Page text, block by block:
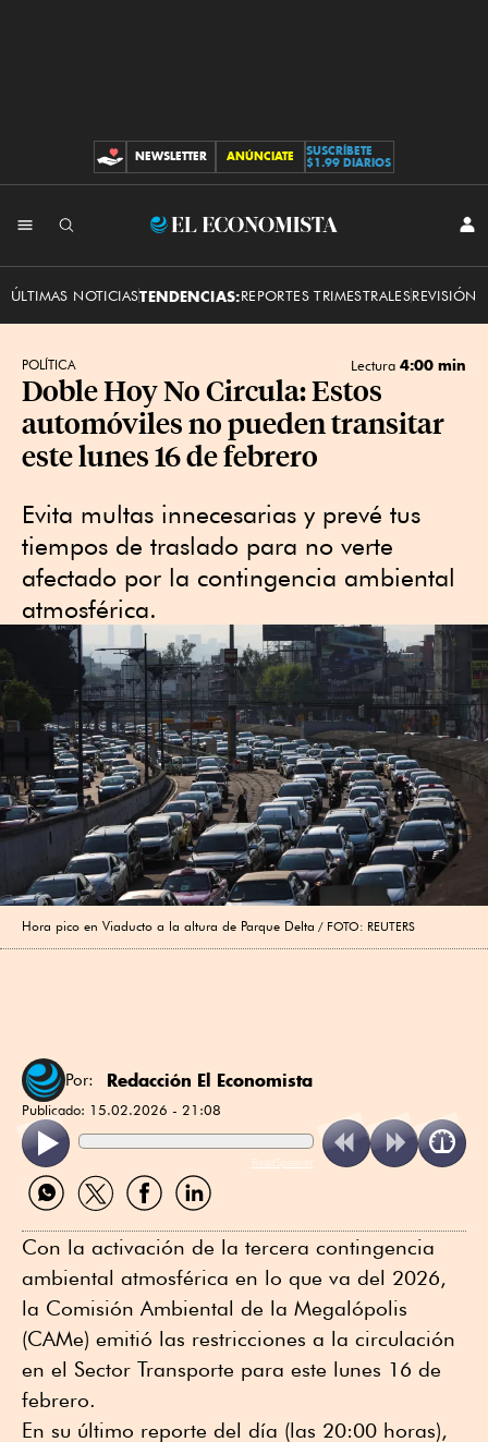
CONTRIBUCIONES
NEWSLETTER ANÚNCIATE
SUSCRÍBETE
$1.99 DIARIOS
El
ÚLTIMAS NOTICIASTENDENCIAS:REPORTES TRIMESTRALESREVISIÓN
POLÍTICA Lectura 4:00 min
Doble Hoy No Circula: Estos
automóviles no pueden transitar
este lunes 16 de febrero
Evita multas innecesarias y prevé tus
tiempos de traslado para no verte
afectado por la contingencia ambiental
atmosférica.
Hora pico en Viaducto a la altura de Parque Delta FOTO: REUTERS
Por: Redacción El Economista
Publicado: 15.02.2026 - 21:08
ReadSpeaker
Compartir
por
Compartir
por
Compartir
por
Compartir
por
Con la activación de la tercera contingencia
ambiental atmosférica en lo que va del 2026,
la Comisión Ambiental de la Megalópolis
(CAMe) emitió las restricciones a la circulación
en el Sector Transporte para este lunes 16 de
febrero.
En su último reporte del día (las 20:00 horas),